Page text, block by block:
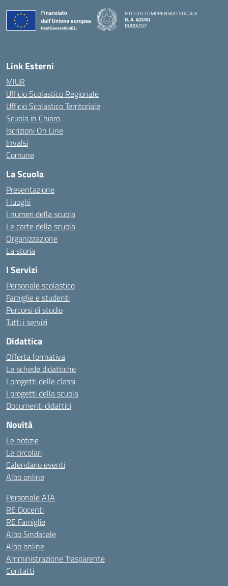
ISTITUTO COMPRENSIVO STATALE
D. A. AZUNI
BUDDUSO'
Link Esterni
MIUR
Ufficio Scolastico Regionale
Ufficio Scolastico Territoriale
Scuola in Chiaro
Iscrizioni On Line
Invalsi
Comune
La Scuola
Presentazione
I luoghi
I numeri della scuola
Le carte della scuola
Organizzazione
La storia
I Servizi
Personale scolastico
Famiglie e studenti
Percorsi di studio
Tutti i servizi
Didattica
Offerta formativa
Le schede didattiche
I progetti delle classi
I progetti della scuola
Documenti didattici
Novità
Le notizie
Le circolari
Calendario eventi
Albo online
Personale ATA
RE Docenti
RE Famiglie
Albo Sindacale
Albo online
Amministrazione Trasparente
Contatti